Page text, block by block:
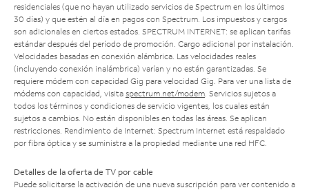
residenciales (que no hayan utilizado servicios de Spectrum en los últimos
30 días) y que estén al día en pagos con Spectrum. Los impuestos y cargos
son adicionales en ciertos estados. SPECTRUM INTERNET: se aplican tarifas
estándar después del período de promoción. Cargo adicional por instalación.
Velocidades basadas en conexión alámbrica. Las velocidades reales
(incluyendo conexión inalámbrica) varían y no están garantizadas. Se
requiere módem con capacidad Gig para velocidad Gig. Para ver una lista de
módems con capacidad, visita spectrum.net/modem . Servicios sujetos a
todos los términos y condiciones de servicio vigentes, los cuales están
sujetos a cambios. No están disponibles en todas las áreas. Se aplican
restricciones. Rendimiento de Internet: Spectrum Internet está respaldado
por fibra óptica y se suministra a la propiedad mediante una red HFC.
Detalles de la oferta de TV por cable
Puede solicitarse la activación de una nueva suscripción para ver contenido a